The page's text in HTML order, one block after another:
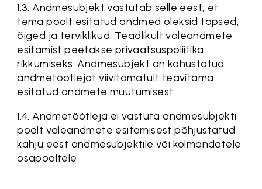
1.3. Andmesubjekt vastutab selle eest, et
tema poolt esitatud andmed oleksid täpsed,
õiged ja terviklikud. Teadlikult valeandmete
esitamist peetakse privaatsuspoliitika
rikkumiseks. Andmesubjekt on kohustatud
andmetöötlejat viivitamatult teavitama
esitatud andmete muutumisest.
1.4. Andmetöötleja ei vastuta andmesubjekti
poolt valeandmete esitamisest põhjustatud
kahju eest andmesubjektile või kolmandatele
osapooltele